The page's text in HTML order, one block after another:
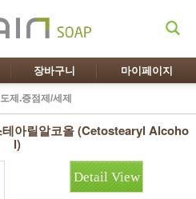
장바구니 마이페이지
제.증점제/세제
아릴알코올 (Cetostearyl Alcoho
l)
Detail View